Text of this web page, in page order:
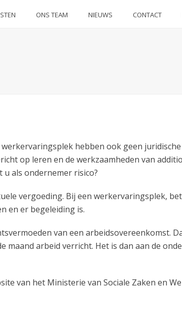
ONS TEAM NIEUWS CONTACT
hebben ook geen
op leren en de werkzaamheden van
als ondernemer risico?
vergoeding. Bij een werkervaringsplek,
en er begeleiding is.
van een arbeidsovereenkomst.
arbeid verricht. Het is dan aan de
van het Ministerie van Sociale Zaken en